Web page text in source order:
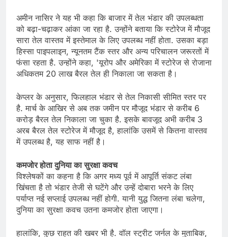
अमीन नासिर ने यह भी कहा कि बाजार में तेल भंडार की उपलब्धता
को बढ़ा-चढ़ाकर आंका जा रहा है. उन्होंने बताया कि स्टोरेज में मौजूद
सारा तेल वास्तव में इस्तेमाल के लिए उपलब्ध नहीं होता. उसका बड़ा
हिस्सा पाइपलाइन, न्यूनतम टैंक स्तर और अन्य परिचालन जरूरतों में
फंसा रहता है. उन्होंने कहा, 'यूरोप और अमेरिका में स्टोरेज से रोजाना
अधिकतम 20 लाख बैरल तेल ही निकाला जा सकता है।
केप्लर के अनुसार, फिलहाल भंडार से तेल निकासी सीमित स्तर पर
है. मार्च के आखिर से अब तक जमीन पर मौजूद भंडार से करीब 6
करोड़ बैरल तेल निकाला जा चुका है. इसके बावजूद अभी करीब 3
अरब बैरल तेल स्टोरेज में मौजूद है, हालांकि उसमें से कितना वास्तव
में उपलब्ध है, यह साफ नहीं है।
कमजोर होता दुनिया का सुरक्षा कवच
विश्लेषकों का कहना है कि अगर मध्य पूर्व में आपूर्ति संकट लंबा
खिंचता है तो भंडार तेजी से घटेंगे और उन्हें दोबारा भरने के लिए
पर्याप्त नई सप्लाई उपलब्ध नहीं होगी. यानी युद्ध जितना लंबा चलेगा,
दुनिया का सुरक्षा कवच उतना कमजोर होता जाएगा।
हालांकि, कुछ राहत की खबर भी है. वॉल स्ट्रीट जर्नल के मुताबिक,